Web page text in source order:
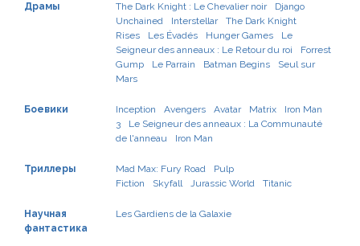
Драмы The Dark Knight : Le Chevalier noir
Django
Unchained
Interstellar
The Dark Knight
Rises
Les Évadés Hunger Games
Le
Seigneur des anneaux : Le Retour du roi
Forrest
Gump
Le Parrain Batman Begins
Seul sur
Mars
Боевики Inception Avengers Avatar Matrix
Iron Man
3
Le Seigneur des anneaux : La Communauté
de l'anneau
Iron Man
Триллеры Mad Max: Fury Road
Pulp
Fiction
Skyfall Jurassic World Titanic
Научная
фантастика
Les Gardiens de la Galaxie